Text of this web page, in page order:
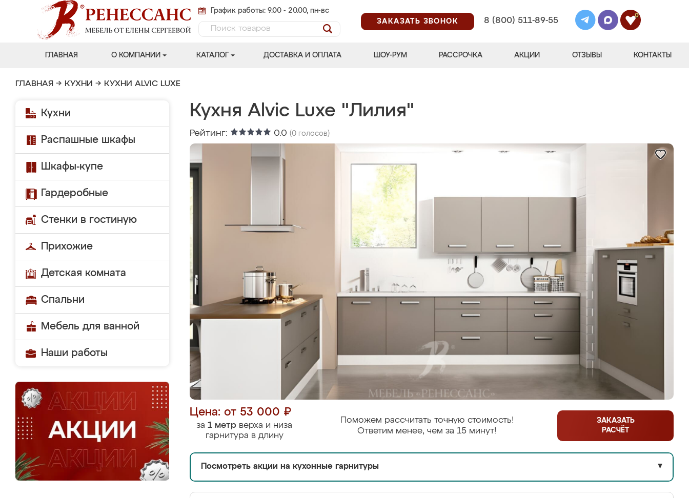
График работы: 9.00 - 20.00, пн-вс
ЗАКАЗАТЬ ЗВОНОК
8 (800) 511-89-55
0
ГЛАВНАЯ О КОМПАНИИ КАТАЛОГ ДОСТАВКА И ОПЛАТА ШОУ-РУМ РАССРОЧКА АКЦИИ ОТЗЫВЫ КОНТАКТЫ
ГЛАВНАЯ → КУХНИ → КУХНИ ALVIC LUXE
Кухни
Распашные шкафы
Шкафы-купе
Гардеробные
Стенки в гостиную
Прихожие
Детская комната
Спальни
Мебель для ванной
Наши работы
Кухня Alvic Luxe "Лилия"
Рейтинг: 0.0 (0 голосов)
Цена: от 53 000 ₽
за 1 метр верха и низа
гарнитура в длину
Поможем рассчитать точную стоимость!
Ответим менее, чем за 15 минут!
ЗАКАЗАТЬ
РАСЧЁТ
Посмотреть акции на кухонные гарнитуры ▼